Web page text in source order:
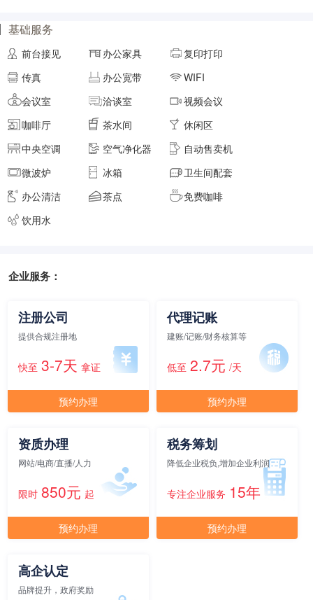
8人间 48000元/月/间
9人间 54000元/月/间
面积
剩余 2间
66000元/月/间
面积60㎡ 剩余 3间
剩余 2间
13人间 78000元/月/间
基础服务
前台接见 办公家具
复印打印
传真
办公宽带
WIFI
会议室
洽谈室
视频会议
咖啡厅
茶水间
休闲区
中央空调
空气净化器
自动售卖机
微波炉
冰箱
卫生间配套
办公清洁
茶点
免费咖啡
饮用水
企业服务：
注册公司
提供合规注册地
快至 3-7天 拿证
预约办理
代理记账
建账/记账/财务核算等
低至 2.7元 /天
预约办理
资质办理
网站/电商/直播/人力
限时 850元 起
预约办理
税务筹划
降低企业税负,增加企业利润
专注企业服务 15年
预约办理
高企认定
品牌提升，政府奖励